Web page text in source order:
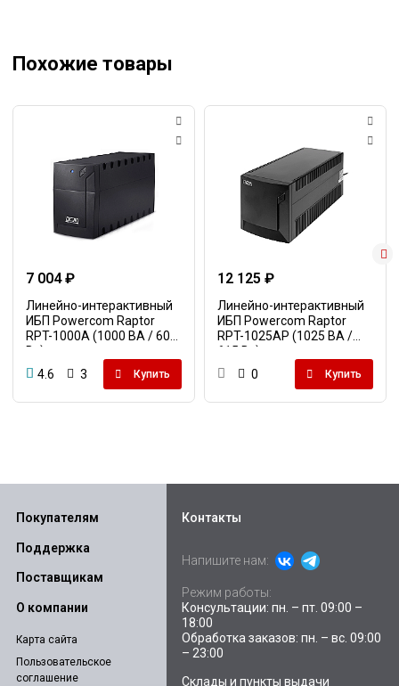
Похожие товары
7 004 ₽
Линейно-интерактивный
ИБП Powercom Raptor
RPT-1000A (1000 ВА / 600
Вт)
4.6
3 Купить
12 125 ₽
Линейно-интерактивный
ИБП Powercom Raptor
RPT-1025AP (1025 ВА /
615 Вт)
0
Купить
Покупателям
Поддержка
Поставщикам
О компании
Карта сайта
Пользовательское
соглашение
Контакты
Напишите нам:
Режим работы:
Консультации: пн. – пт. 09:00 –
18:00
Обработка заказов: пн. – вс. 09:00
– 23:00
Склады и пункты выдачи